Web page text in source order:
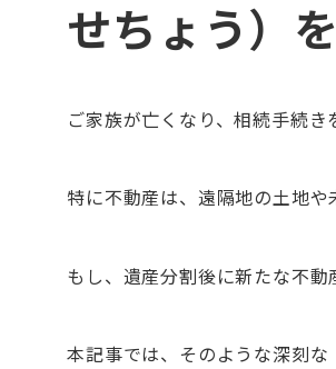
せちょう）
ご家族が亡くなり、相続手続
特に不動産は、遠隔地の土地や
もし、遺産分割後に新たな不
本記事では、そのような深刻